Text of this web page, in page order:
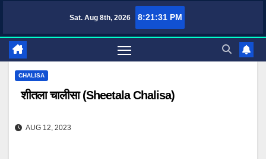
content
Sat. Aug 8th, 2026 8:21:32 PM
TufaWrite – Latest Technology Updates, Informative Knowledge & Spiritual
CHALISA
शीतला चालीसा (Sheetala Chalisa)
AUG 12, 2023